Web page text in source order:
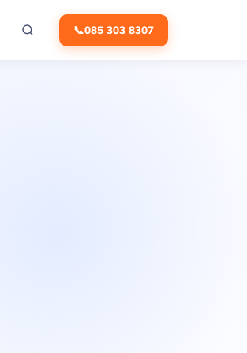
📞085 303 8307